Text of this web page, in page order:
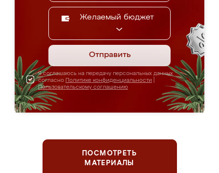
Желаемый бюджет
Отправить
Я соглашаюсь на передачу персональных данных
согласно Политике конфиденциальности
Пользовательскому соглашению
ПОСМОТРЕТЬ
МАТЕРИАЛЫ